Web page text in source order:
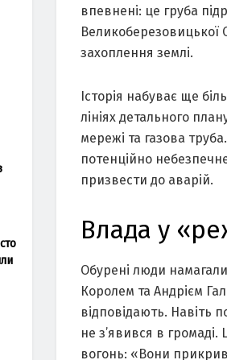
впевнені: це груба
Великоберезовицької
захоплення землі.
Історія набуває ще
лініях детального
мережі та газова
потенційно
призвести до аварій.
Влада у
Обурені люди
Королем та Андрієм
відповідають. Навіть
не з’явився в
вогонь: «Вони